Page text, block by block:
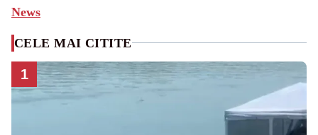
News
CELE MAI CITITE
1